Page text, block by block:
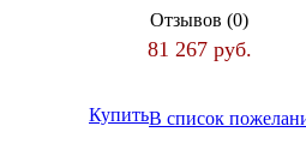
Отзывов (0)
81 267 руб.
КупитьВ список